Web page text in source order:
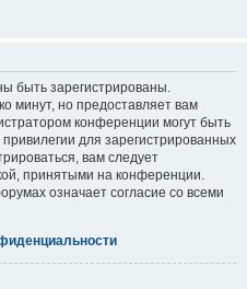
быть зарегистрированы.
минут, но предоставляет вам
конференции могут быть
для зарегистрированных
вам следует
принятыми на конференции.
означает согласие со всеми